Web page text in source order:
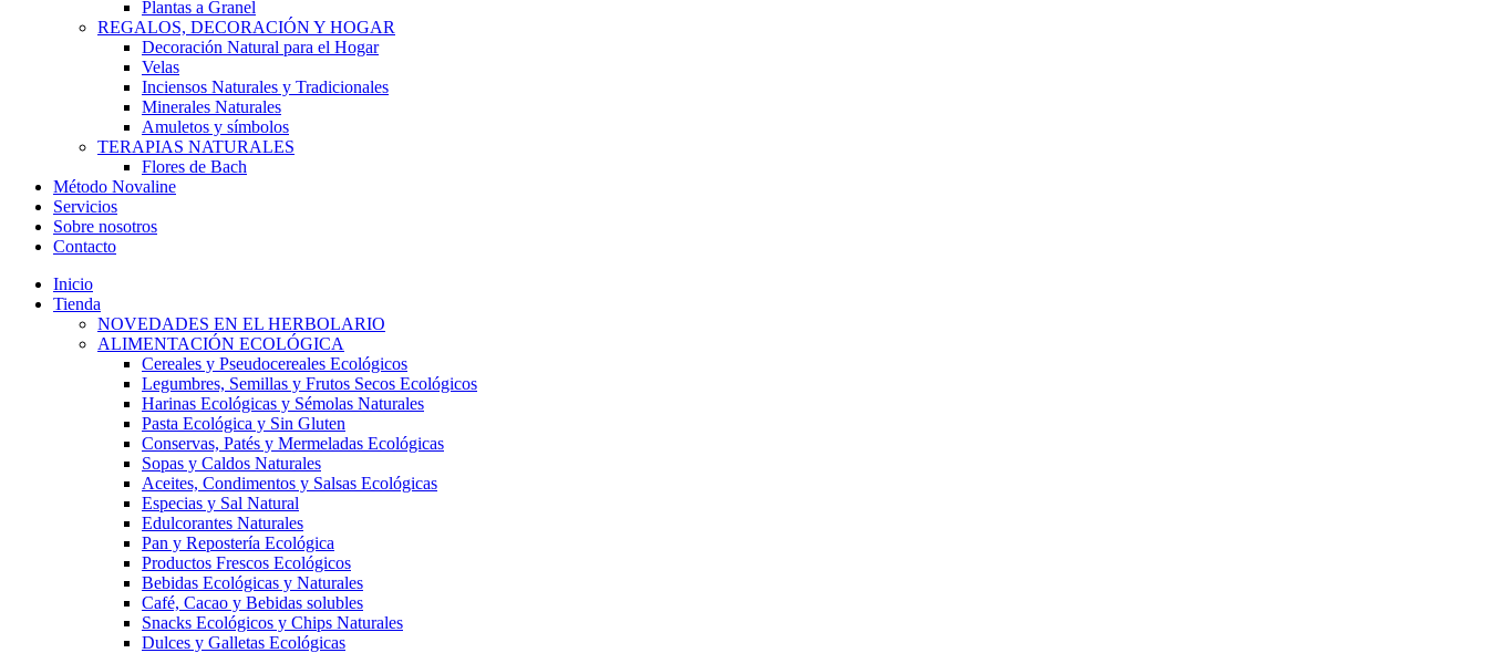
Plantas a Granel
REGALOS, DECORACIÓN Y HOGAR
Decoración Natural para el Hogar
Velas
Inciensos Naturales y Tradicionales
Minerales Naturales
Amuletos y símbolos
TERAPIAS NATURALES
Flores de Bach
Método Novaline
Servicios
Sobre nosotros
Contacto
Inicio
Tienda
NOVEDADES EN EL HERBOLARIO
ALIMENTACIÓN ECOLÓGICA
Cereales y Pseudocereales Ecológicos
Legumbres, Semillas y Frutos Secos Ecológicos
Harinas Ecológicas y Sémolas Naturales
Pasta Ecológica y Sin Gluten
Conservas, Patés y Mermeladas Ecológicas
Sopas y Caldos Naturales
Aceites, Condimentos y Salsas Ecológicas
Especias y Sal Natural
Edulcorantes Naturales
Pan y Repostería Ecológica
Productos Frescos Ecológicos
Bebidas Ecológicas y Naturales
Café, Cacao y Bebidas solubles
Snacks Ecológicos y Chips Naturales
Dulces y Galletas Ecológicas